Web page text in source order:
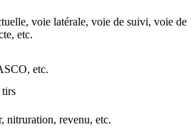
voie latérale, voie de suivi, voie de
etc.
etc.
nitruration, revenu, etc.